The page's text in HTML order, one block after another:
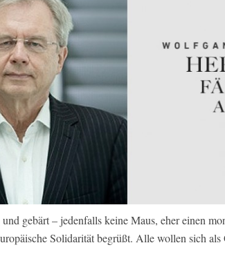
gebärt – jedenfalls keine Maus, eher einen
Solidarität begrüßt. Alle wollen sich als